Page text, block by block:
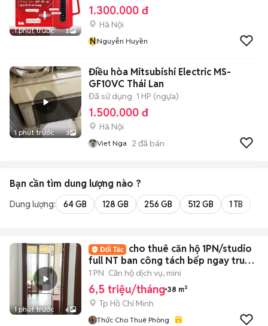
1 phút trước 2
1.300.000 đ
Hà Nội
NNguyễn Huyền
1 phút trước 3
Điều hòa Mitsubishi Electric MS-
GF10VC Thái Lan
Đã sử dụng 1 HP (ngựa)
1.500.000 đ
Hà Nội
Viet Nga 2 đã bán
Bạn cần tìm dung lượng nào ?
Dung lượng: 64 GB 128 GB 256 GB 512 GB 1 TB
1 phút trước 6
cho thuê căn hộ 1PN/studio
full NT ban công tách bếp ngay trung
tâm Q7
1 PN Căn hộ dịch vụ, mini
6,5 triệu/tháng 38 m²
Tp Hồ Chí Minh
Thức Cho Thuê Phòng